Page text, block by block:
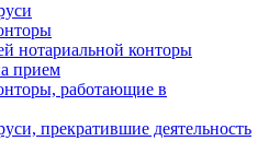
нотариальной конторы
прием
работающие в
прекратившие деятельность